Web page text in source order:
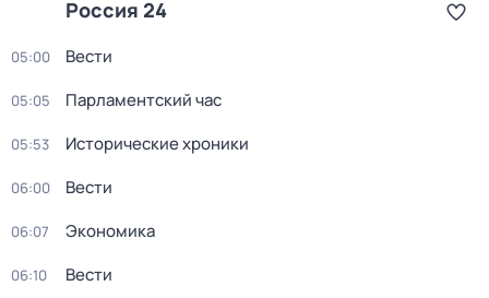
Россия 24
05:00 Вести
05:05 Парламентский час
05:53 Исторические хроники
06:00 Вести
06:07 Экономика
06:10 Вести